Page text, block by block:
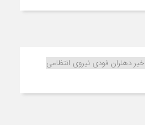
دهلران فودی نیروی انتظامی